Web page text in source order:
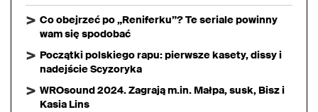
Co obejrzeć po „Reniferku”? Te seriale powinny
wam się spodobać
Początki polskiego rapu: pierwsze kasety, dissy i
nadejście Scyzoryka
WROsound 2024. Zagrają m.in. Małpa, susk, Bisz i
Kasia Lins